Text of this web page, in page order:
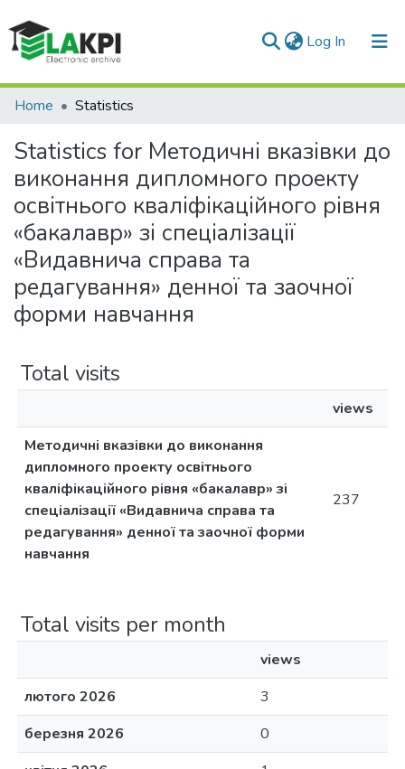
Log In (current)
Communities & Collections
All of DSpace
Home Statistics
Statistics for Методичні вказівки до
виконання дипломного проекту
освітнього кваліфікаційного рівня
«бакалавр» зі спеціалізації
«Видавнича справа та
редагування» денної та заочної
форми навчання
Total visits
views
Методичні вказівки до виконання
дипломного проекту освітнього
кваліфікаційного рівня «бакалавр» зі
спеціалізації «Видавнича справа та
редагування» денної та заочної форми
навчання
237
Total visits per month
views
лютого 2026
3
березня 2026
0